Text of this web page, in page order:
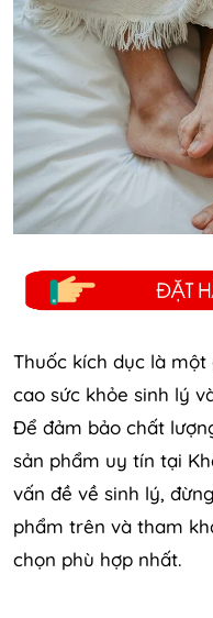
Thuốc kích dục là
cao sức khỏe sinh lý
Để đảm bảo chất
sản phẩm uy tín tại
vấn đề về sinh lý,
phẩm trên và tham
chọn phù hợp nhất.